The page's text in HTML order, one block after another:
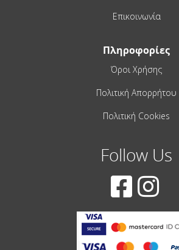
Επικοινωνία
Πληροφορίες
Όροι Χρήσης
Πολιτική Απορρήτου
Πολιτική Cookies
Follow Us